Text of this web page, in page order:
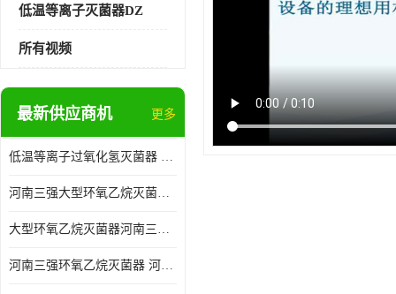
低温等离子灭菌器DZ
所有视频
最新供应商机 更多
低温等离子过氧化氢灭菌器 河南三强医用快速消毒灭菌 消毒供应中心整体配套方案
河南三强大型环氧乙烷灭菌器 无菌车间净化装修
大型环氧乙烷灭菌器河南三强 一次性物品EO消毒
河南三强环氧乙烷灭菌器 河南三强医用灭菌器 整形医院硅橡胶灭菌器